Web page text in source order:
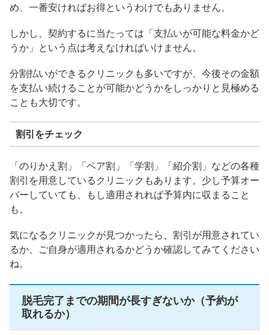
め、一番安ければお得というわけでもありません。
しかし、契約するに当たっては「支払いが可能な料金かど
うか」という点は考えなければいけません。
分割払いができるクリニックも多いですが、今後その金額
を支払い続けることが可能かどうかをしっかりと見極める
ことも大切です。
割引をチェック
「のりかえ割」「ペア割」「学割」「紹介割」などの各種
割引を用意しているクリニックもあります。少し予算オー
バーしていても、もし適用されれば予算内に収まること
も。
気になるクリニックが見つかったら、割引が用意されてい
るか、ご自身が適用されるかどうか確認してみてください
ね。
脱毛完了までの期間が長すぎないか（予約が
取れるか）